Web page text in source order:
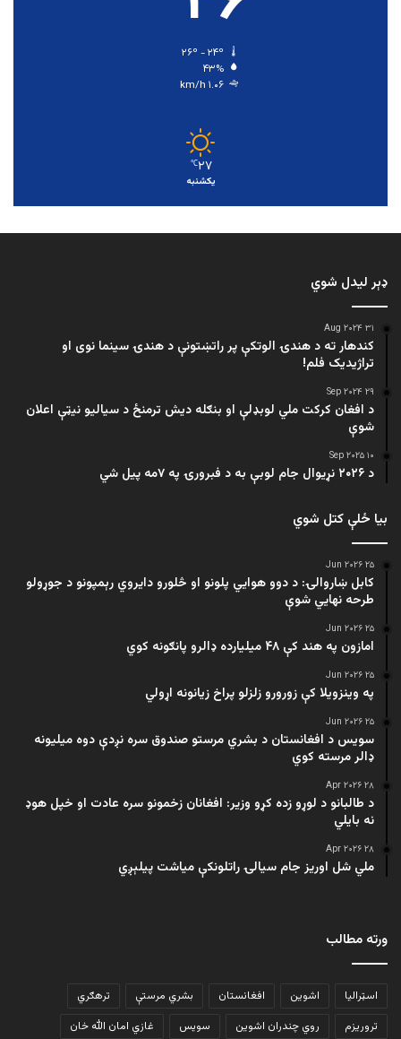
۴۳%
۱.۰۶ km/h
۲۷℃
یکشنبه
ډېر لیدل شوي
۳۱ Aug ۲۰۲۴
کندهار ته د هندۍ الوتکې پر راتښتونې د هندۍ سینما نوی او
تراژيديک فلم!
۲۹ Sep ۲۰۲۴
د افغان کرکت ملي لوبډلې او بنګله دیش ترمنځ د سیالیو نیټې اعلان
شوې
۱۰ Sep ۲۰۲۵
د ۲۰۲۶ نړیوال جام لوبې به د فبرورۍ په ۷مه پیل شي
بیا ځلې کتل شوي
۲۵ Jun ۲۰۲۶
کابل ښاروالۍ: د دوو هوايي پلونو او څلورو دایروي رېمپونو د جوړولو
طرحه نهایي شوې
۲۵ Jun ۲۰۲۶
امازون په هند کې ۴۸ میلیارده ډالرو پانګونه کوي
۲۵ Jun ۲۰۲۶
په وینزویلا کې زورورو زلزلو پراخ زیانونه اړولي
۲۵ Jun ۲۰۲۶
سویس د افغانستان د بشري مرستو صندوق سره نږدې دوه میلیونه
ډالر مرسته کوي
۲۸ Apr ۲۰۲۶
د طالبانو د لوړو زده کړو وزیر: افغانان زخمونو سره عادت او خپل هوډ
نه بایلي
۲۸ Apr ۲۰۲۶
ملي شل اوریز جام سیالۍ راتلونکې میاشت پیلېږي
ورته مطالب
اسټرالیا اشوین افغانستان بشري مرستې
ترهګري
تروریزم
روي چندران اشوین سویس غازي امان الله خان